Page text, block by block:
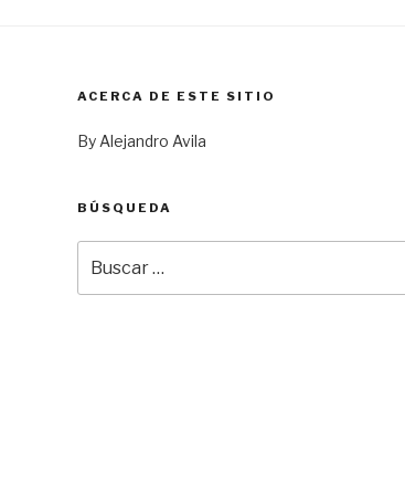
ACERCA DE ESTE SITIO
By Alejandro Avila
BÚSQUEDA
por: